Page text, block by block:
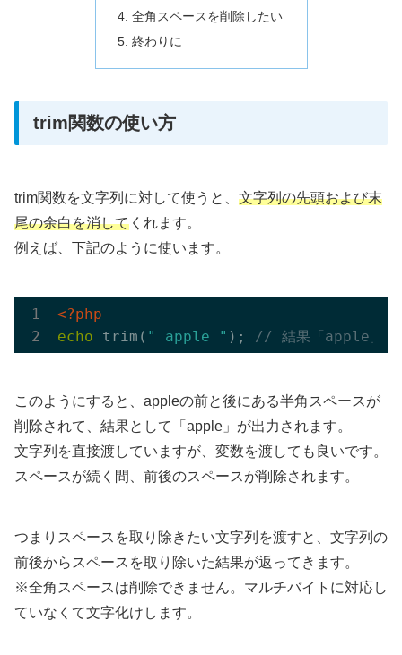
全角スペースを削除したい
終わりに
trim関数の使い方
trim関数を文字列に対して使うと、 文字列の先頭および末
尾の余白を消して くれます。
例えば、下記のように使います。
<?php
echo trim( " apple " ); // 結果「apple」
このようにすると、appleの前と後にある半角スペースが
削除されて、結果として「apple」が出力されます。
文字列を直接渡していますが、変数を渡しても良いです。
スペースが続く間、前後のスペースが削除されます。
つまりスペースを取り除きたい文字列を渡すと、文字列の
前後からスペースを取り除いた結果が返ってきます。
※全角スペースは削除できません。マルチバイトに対応し
ていなくて文字化けします。